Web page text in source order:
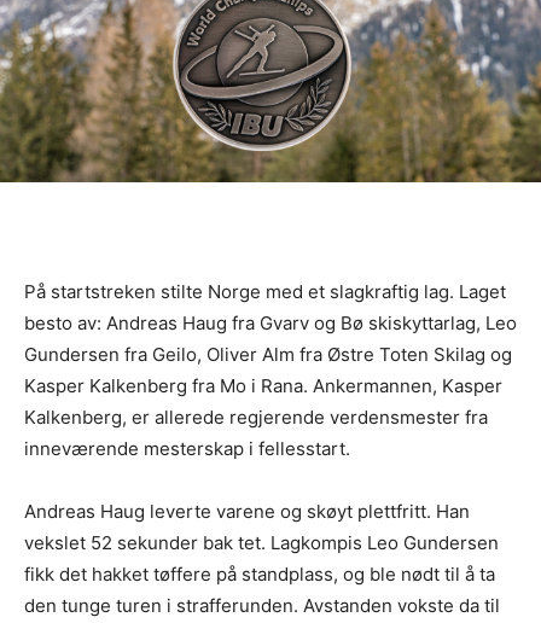
På startstreken stilte Norge med et slagkraftig lag. Laget
besto av: Andreas Haug fra Gvarv og Bø skiskyttarlag, Leo
Gundersen fra Geilo, Oliver Alm fra Østre Toten Skilag og
Kasper Kalkenberg fra Mo i Rana. Ankermannen, Kasper
Kalkenberg, er allerede regjerende verdensmester fra
inneværende mesterskap i fellesstart.
Andreas Haug leverte varene og skøyt plettfritt. Han
vekslet 52 sekunder bak tet. Lagkompis Leo Gundersen
fikk det hakket tøffere på standplass, og ble nødt til å ta
den tunge turen i strafferunden. Avstanden vokste da til